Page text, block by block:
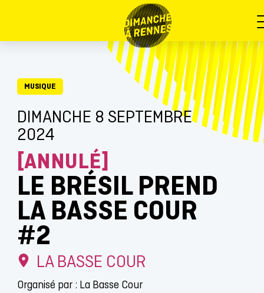
MUSIQUE
DIMANCHE 8 SEPTEMBRE
2024
[ANNULÉ]
LE BRÉSIL PREND
LA BASSE COUR
#2
LA BASSE COUR
Organisé par : La Basse Cour